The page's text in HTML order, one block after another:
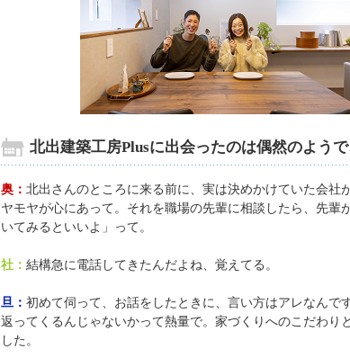
北出建築工房Plusに出会ったのは偶然のよう
奥： 北出さんのところに来る前に、実は決めかけていた会
ヤモヤが心にあって。それを職場の先輩に相談したら、先
いてみるといいよ」って。
社： 結構急に電話してきたんだよね、覚えてる。
旦： 初めて伺って、お話をしたときに、言い方はアレなんで
返ってくるんじゃないかって熱量で。家づくりへのこだわ
した。